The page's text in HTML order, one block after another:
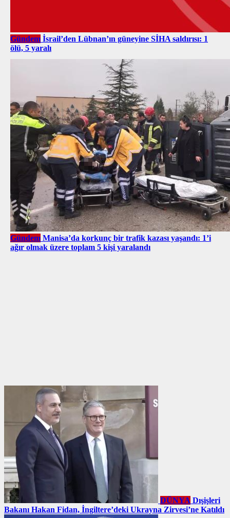
Gündem İsrail’den Lübnan’ın güneyine SİHA saldırısı: 1
ölü, 5 yaralı
Gündem Manisa’da korkunç bir trafik kazası yaşandı: 1’i
ağır olmak üzere toplam 5 kişi yaralandı
DÜNYA Dışişleri
Bakanı Hakan Fidan, İngiltere’deki Ukrayna Zirvesi’ne Katıldı